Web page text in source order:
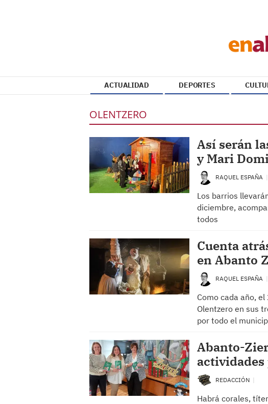
ACTUALIDAD DEPORTES
OLENTZERO
Así serán
y Mari
RAQUEL ESPAÑA
Los barrios
diciembre,
todos
Cuenta
en Abanto
RAQUEL ESPAÑA
Como cada año,
Olentzero en sus
por todo el
Abanto-
REDACCIÓN
Habrá corales,